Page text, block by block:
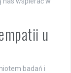
u
badań i